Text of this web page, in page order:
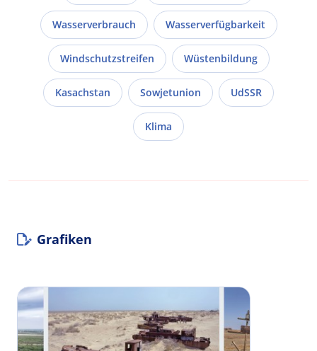
Wasserverbrauch Wasserverfügbarkeit
Windschutzstreifen Wüstenbildung
Kasachstan Sowjetunion UdSSR
Klima
Grafiken